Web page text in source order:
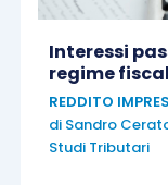
Interessi
regime
REDDITO
di Sandro
Studi Tributari